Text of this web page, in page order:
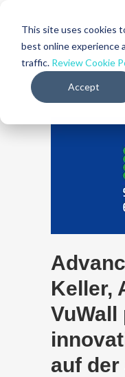
This site uses cookies
best online experience
traffic. Review Cookie
Accept
Keller,
auf